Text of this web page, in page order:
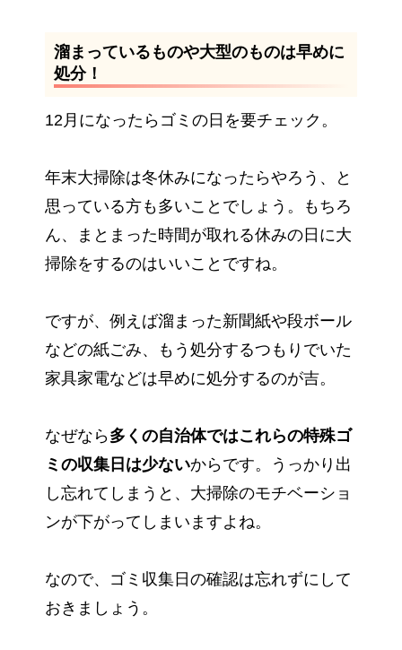
溜まっているものや大型のものは早めに
処分！
12月になったらゴミの日を要チェック。
年末大掃除は冬休みになったらやろう、と
思っている方も多いことでしょう。もちろ
ん、まとまった時間が取れる休みの日に大
掃除をするのはいいことですね。
ですが、例えば溜まった新聞紙や段ボール
などの紙ごみ、もう処分するつもりでいた
家具家電などは早めに処分するのが吉。
なぜなら多くの自治体ではこれらの特殊ゴ
ミの収集日は少ないからです。うっかり出
し忘れてしまうと、大掃除のモチベーショ
ンが下がってしまいますよね。
なので、ゴミ収集日の確認は忘れずにして
おきましょう。